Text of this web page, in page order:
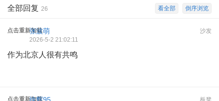
倒序浏览
看全部
全部回复 26
点击重新加载 沙发
张波萌
2026-5-2 21:02:11
作为北京人很有共鸣
点击重新加载 板凳